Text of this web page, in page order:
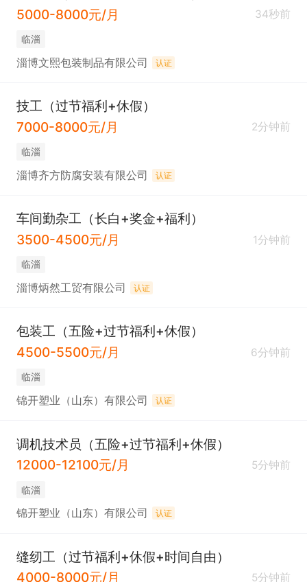
5000-8000元/月
34秒前
临淄
淄博文熙包装制品有限公司 认证
技工（过节福利+休假）
7000-8000元/月
2分钟前
临淄
淄博齐方防腐安装有限公司 认证
车间勤杂工（长白+奖金+福利）
3500-4500元/月
1分钟前
临淄
淄博炳然工贸有限公司 认证
包装工（五险+过节福利+休假）
4500-5500元/月
6分钟前
临淄
锦开塑业（山东）有限公司 认证
调机技术员（五险+过节福利+休假）
12000-12100元/月
5分钟前
临淄
锦开塑业（山东）有限公司 认证
缝纫工（过节福利+休假+时间自由）
4000-8000元/月
5分钟前